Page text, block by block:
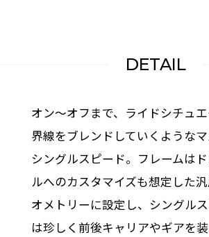
DETAIL
オン～オフまで、ライドシチュ
界線をブレンドしていくような
シングルスピード。フレームは
ルへのカスタマイズも想定した
オメトリーに設定し、シングル
は珍しく前後キャリアやギアを